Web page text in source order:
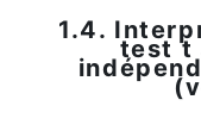
1.4.
test t